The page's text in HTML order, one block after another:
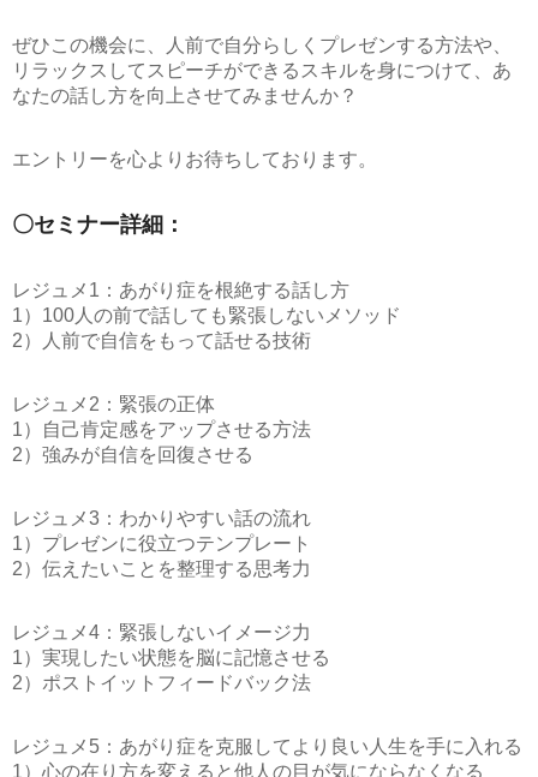
ぜひこの機会に、人前で自分らしくプレゼンする方法や、
リラックスしてスピーチができるスキルを身につけて、あ
なたの話し方を向上させてみませんか？
エントリーを心よりお待ちしております。
〇セミナー詳細：
レジュメ1：あがり症を根絶する話し方
1）100人の前で話しても緊張しないメソッド
2）人前で自信をもって話せる技術
レジュメ2：緊張の正体
1）自己肯定感をアップさせる方法
2）強みが自信を回復させる
レジュメ3：わかりやすい話の流れ
1）プレゼンに役立つテンプレート
2）伝えたいことを整理する思考力
レジュメ4：緊張しないイメージ力
1）実現したい状態を脳に記憶させる
2）ポストイットフィードバック法
レジュメ5：あがり症を克服してより良い人生を手に入れる
1）心の在り方を変えると他人の目が気にならなくなる